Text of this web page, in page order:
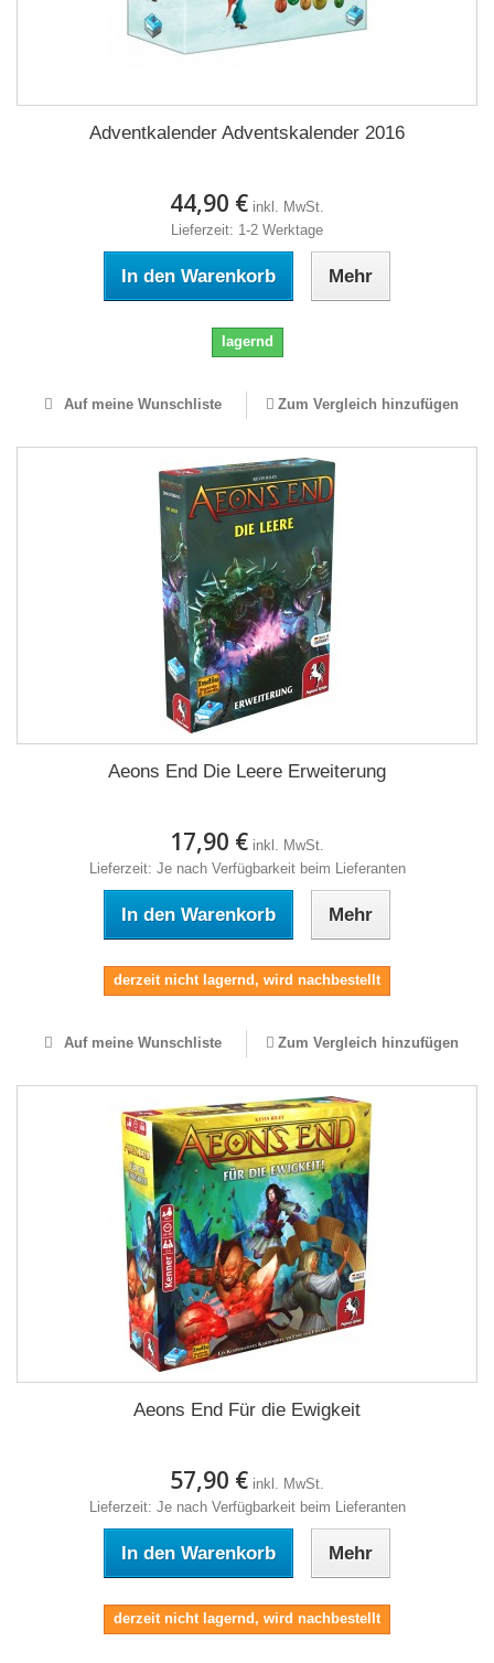
Adventkalender Adventskalender 2016
44,90 € inkl. MwSt.
Lieferzeit: 1-2 Werktage
In den Warenkorb Mehr
lagernd
Auf meine Wunschliste Zum Vergleich hinzufügen
Aeons End Die Leere Erweiterung
17,90 € inkl. MwSt.
Lieferzeit: Je nach Verfügbarkeit beim Lieferanten
In den Warenkorb Mehr
derzeit nicht lagernd, wird nachbestellt
Auf meine Wunschliste Zum Vergleich hinzufügen
Aeons End Für die Ewigkeit
57,90 € inkl. MwSt.
Lieferzeit: Je nach Verfügbarkeit beim Lieferanten
In den Warenkorb Mehr
derzeit nicht lagernd, wird nachbestellt